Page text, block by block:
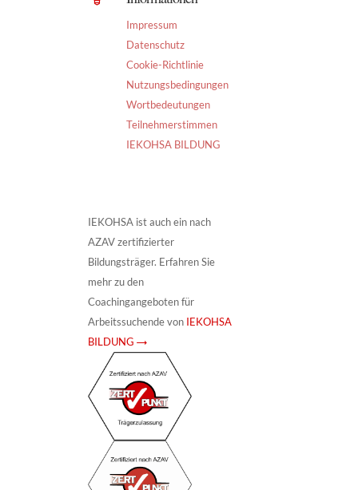
Impressum
Datenschutz
Cookie-Richtlinie
Nutzungsbedingungen
Wortbedeutungen
Teilnehmerstimmen
IEKOHSA BILDUNG
IEKOHSA ist auch ein nach
AZAV zertifizierter
Bildungsträger. Erfahren Sie
mehr zu den
Coachingangeboten für
Arbeitssuchende von IEKOHSA
BILDUNG →